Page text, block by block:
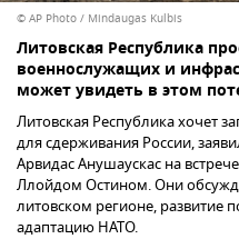
© AP Photo / Mindaugas Kulbis
Литовская Республика
военнослужащих и
может увидеть в этом
Литовская Республика хочет
для сдерживания России,
Арвидас Анушаускас на
Ллойдом Остином. Они
литовском регионе, развитие
адаптацию НАТО.